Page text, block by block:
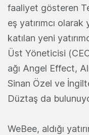
faaliyet gösteren
eş yatırımcı olarak
katılan yeni
Üst Yöneticisi
ağı Angel Effect,
Sinan Özel ve
Düztaş da
WeBee, aldığı